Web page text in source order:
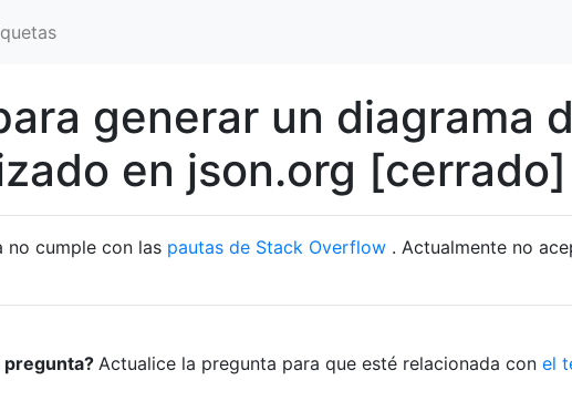
generar un diagrama
en json.org [cerrado]
no cumple con las pautas de Stack Overflow . Actualmente no
pregunta? Actualice la pregunta para que esté relacionada con el